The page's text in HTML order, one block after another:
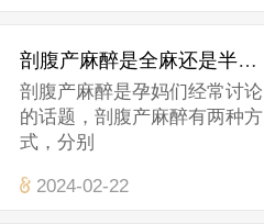
剖腹产麻醉是全麻还是半麻？
剖腹产麻醉是孕妈们经常讨论
的话题，剖腹产麻醉有两种方
式，分别
2024-02-22